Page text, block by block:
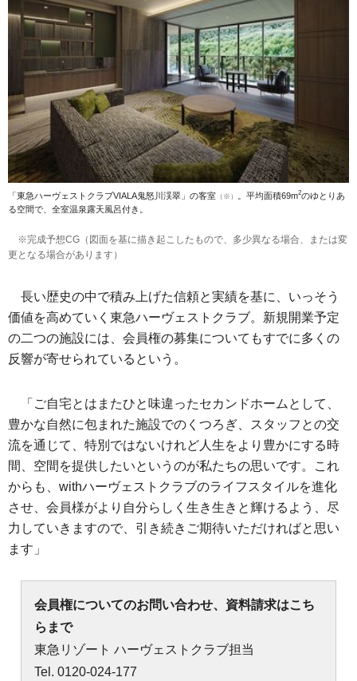
「東急ハーヴェストクラブVIALA鬼怒川渓翠」の客室 （※） 。平均面積69m2のゆとりあ
る空間で、全室温泉露天風呂付き。
※完成予想CG（図面を基に描き起こしたもので、多少異なる場合、または変
更となる場合があります）
長い歴史の中で積み上げた信頼と実績を基に、いっそう
価値を高めていく東急ハーヴェストクラブ。新規開業予定
の二つの施設には、会員権の募集についてもすでに多くの
反響が寄せられているという。
「ご自宅とはまたひと味違ったセカンドホームとして、
豊かな自然に包まれた施設でのくつろぎ、スタッフとの交
流を通じて、特別ではないけれど人生をより豊かにする時
間、空間を提供したいというのが私たちの思いです。これ
からも、withハーヴェストクラブのライフスタイルを進化
させ、会員様がより自分らしく生き生きと輝けるよう、尽
力していきますので、引き続きご期待いただければと思い
ます」
会員権についてのお問い合わせ、資料請求はこち
らまで
東急リゾート ハーヴェストクラブ担当
Tel. 0120-024-177